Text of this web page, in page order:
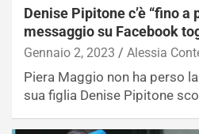
Denise Pipitone c’è “fino a
messaggio su Facebook
Gennaio 2, 2023 Alessia
Piera Maggio non ha perso
sua figlia Denise Pipitone